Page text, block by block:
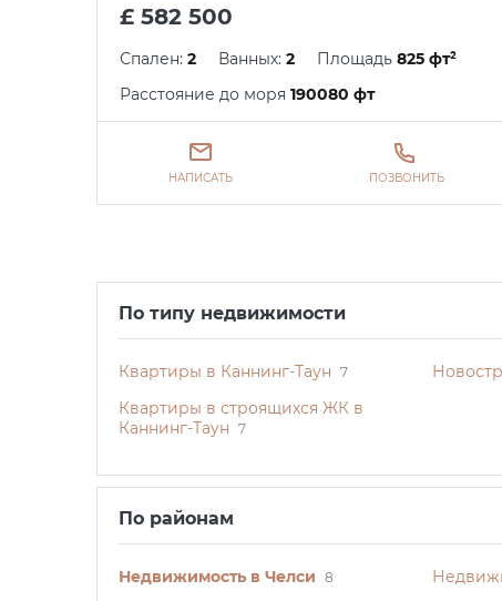
£ 582 500
Спален: 2 Ванных: 2 Площадь 825 фт²
Расстояние до моря 190080 фт
НАПИСАТЬ ПОЗВОНИТЬ
По типу недвижимости
Квартиры в Каннинг-Таун 7
Квартиры в строящихся ЖК в
Каннинг-Таун 7
По районам
Недвижимость в Челси 8